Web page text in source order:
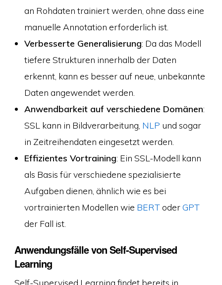
an Rohdaten trainiert werden, ohne dass eine
manuelle Annotation erforderlich ist.
Verbesserte Generalisierung: Da das Modell
tiefere Strukturen innerhalb der Daten
erkennt, kann es besser auf neue, unbekannte
Daten angewendet werden.
Anwendbarkeit auf verschiedene Domänen:
SSL kann in Bildverarbeitung, NLP und sogar
in Zeitreihendaten eingesetzt werden.
Effizientes Vortraining: Ein SSL-Modell kann
als Basis für verschiedene spezialisierte
Aufgaben dienen, ähnlich wie es bei
vortrainierten Modellen wie BERToderGPT
der Fall ist.
Anwendungsfälle von Self-Supervised
Learning
Self-Supervised Learning findet bereits in